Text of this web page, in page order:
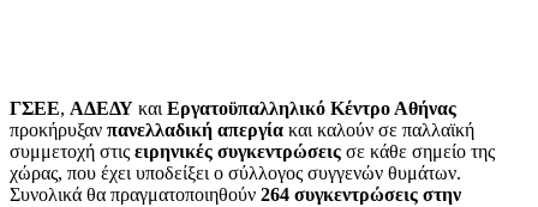
ΓΣΕΕ, ΑΔΕΔΥ και Εργατοϋπαλληλικό Κέντρο Αθήνας
προκήρυξαν πανελλαδική απεργία και καλούν σε παλλαϊκή
συμμετοχή στις ειρηνικές συγκεντρώσεις σε κάθε σημείο της
χώρας, που έχει υποδείξει ο σύλλογος συγγενών θυμάτων.
Συνολικά θα πραγματοποιηθούν 264 συγκεντρώσεις στην